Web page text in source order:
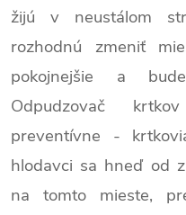
žijú v neustálom
rozhodnú zmeniť
pokojnejšie a
Odpudzovač
preventívne -
hlodavci sa hneď od
na tomto mieste,